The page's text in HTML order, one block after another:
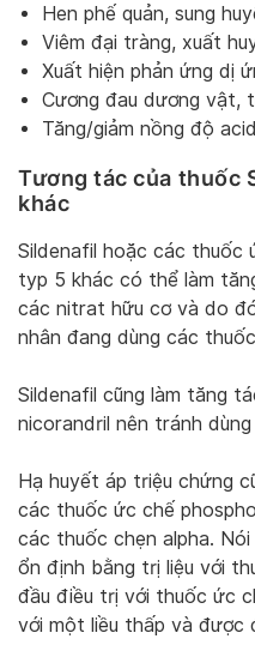
Hen phế quản, sung
Viêm đại tràng, xuất
Xuất hiện phản ứng dị
Cương đau dương vật,
Tăng/giảm nồng độ
Tương tác của thuốc
khác
Sildenafil hoặc các thuốc
typ 5 khác có thể làm
các nitrat hữu cơ và do
nhân đang dùng các
Sildenafil cũng làm tăng
nicorandril nên tránh
Hạ huyết áp triệu chứng
các thuốc ức chế
các thuốc chẹn alpha.
ổn định bằng trị liệu với
đầu điều trị với thuốc ức
với một liều thấp và được